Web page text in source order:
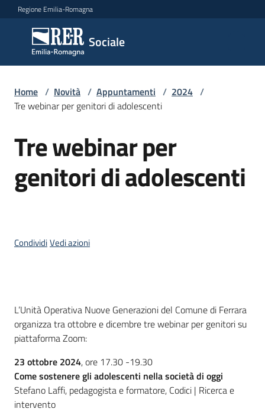
Vai al contenuto
Vai alla navigazione
Vai al footer
Regione Emilia-Romagna
Sociale
Sociale
Argomenti
Novità
Servizi
Bandi
Progetti
Seguici
su
Home / Novità / Appuntamenti / 2024 /
Tre webinar per genitori di adolescenti
Salta al contenuto
Tre webinar per
genitori di adolescenti
CondividiVedi azioni
Cos'è
L’Unità Operativa Nuove Generazioni del Comune di Ferrara
organizza tra ottobre e dicembre tre webinar per genitori su
piattaforma Zoom:
23 ottobre 2024, ore 17.30 -19.30
Come sostenere gli adolescenti nella società di oggi
Stefano Laffi, pedagogista e formatore, Codici | Ricerca e
intervento